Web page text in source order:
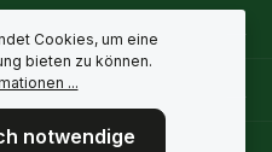
Cookies, um eine
bieten zu können.
...
notwendige